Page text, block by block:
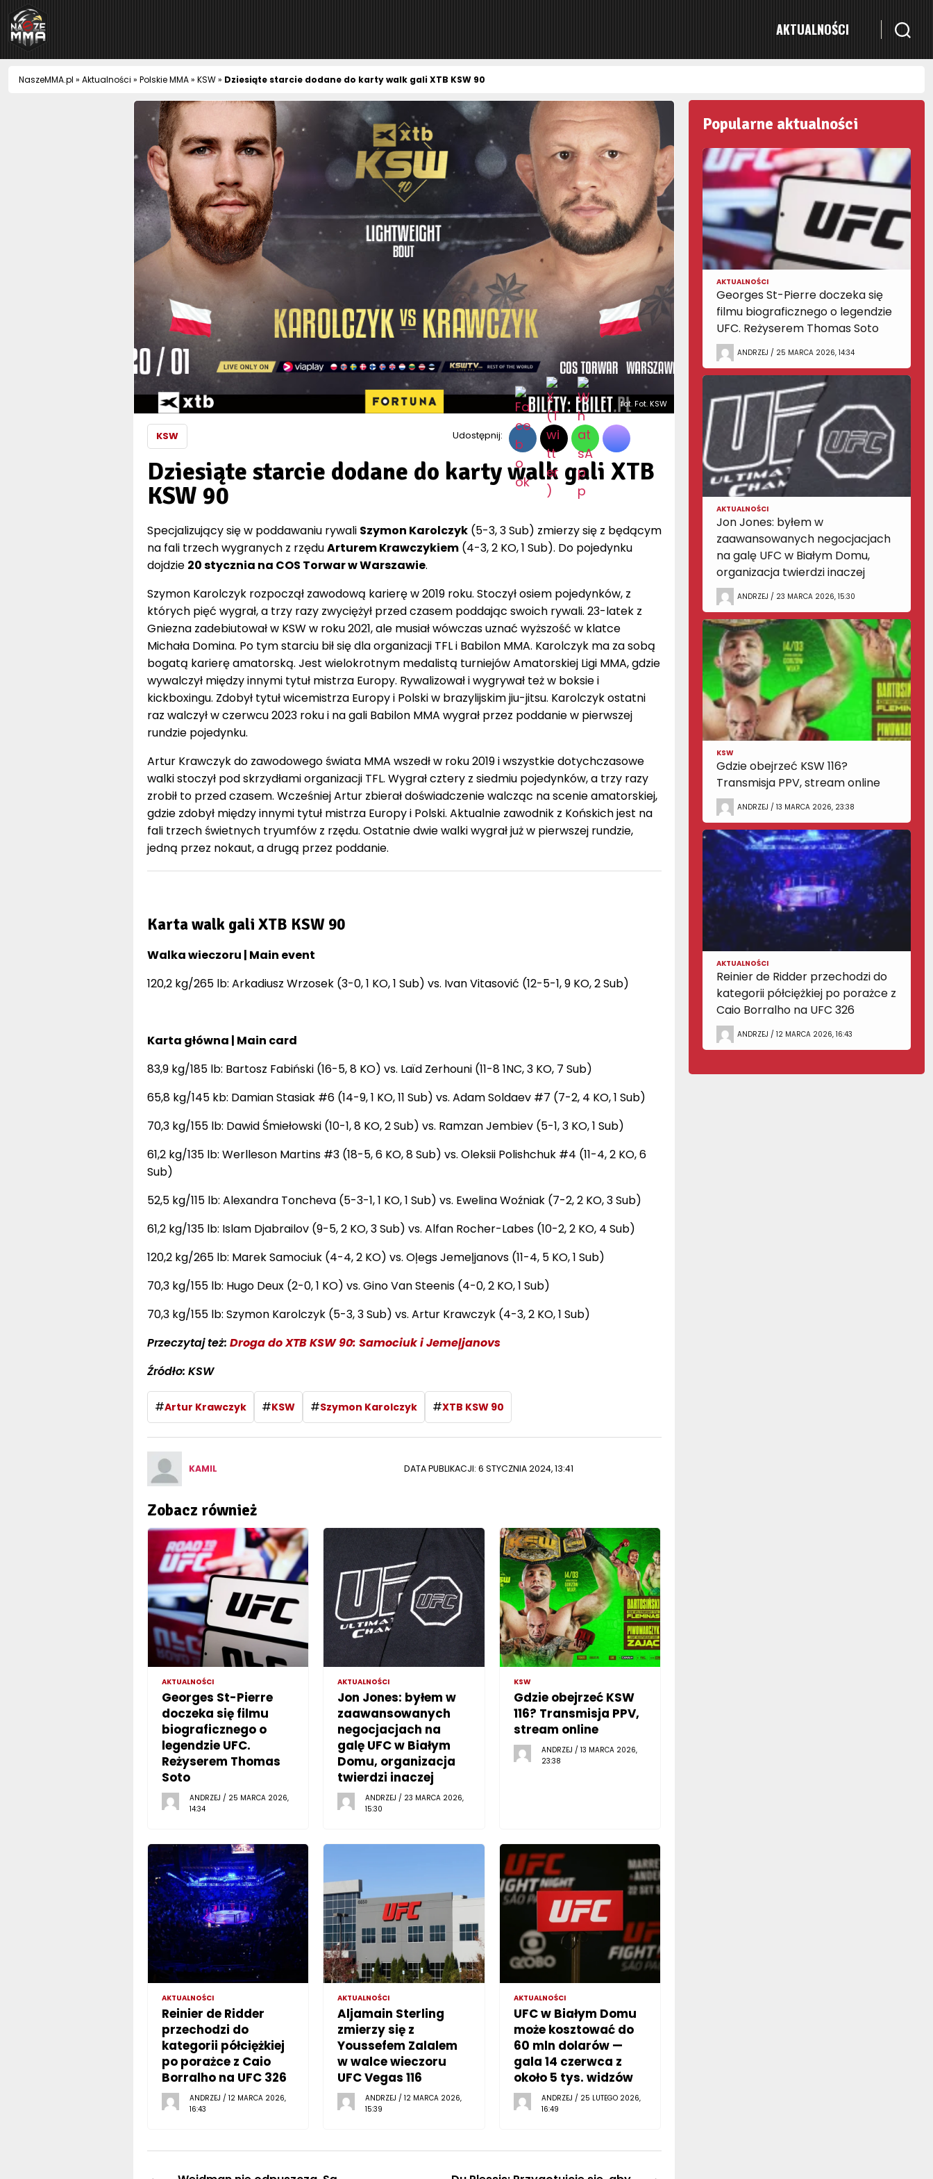
NaszeMMA
AKTUALNOŚCI
NaszeMMA.pl » Aktualności » Polskie MMA» KSW» Dziesiąte starcie dodane do karty walk gali XTB KSW 90
fot. Fot. KSW
KSW Udostępnij:
Dziesiąte starcie dodane do karty walk gali XTB
KSW 90
Specjalizujący się w poddawaniu rywali Szymon Karolczyk(5-3, 3 Sub) zmierzy się z będącym
na fali trzech wygranych z rzęduArturem Krawczykiem(4-3, 2 KO, 1 Sub). Do pojedynku
dojdzie 20 stycznia na COS Torwar w Warszawie.
Szymon Karolczyk rozpoczął zawodową karierę w 2019 roku. Stoczył osiem pojedynków, z
których pięć wygrał, a trzy razy zwyciężył przed czasem poddając swoich rywali. 23-latek z
Gniezna zadebiutował w KSW w roku 2021, ale musiał wówczas uznać wyższość w klatce
Michała Domina. Po tym starciu bił się dla organizacji TFL i Babilon MMA. Karolczyk ma za sobą
bogatą karierę amatorską. Jest wielokrotnym medalistą turniejów Amatorskiej Ligi MMA, gdzie
wywalczył między innymi tytuł mistrza Europy. Rywalizował i wygrywał też w boksie i
kickboxingu. Zdobył tytuł wicemistrza Europy i Polski w brazylijskim jiu-jitsu. Karolczyk ostatni
raz walczył w czerwcu 2023 roku i na gali Babilon MMA wygrał przez poddanie w pierwszej
rundzie pojedynku.
Artur Krawczyk do zawodowego świata MMA wszedł w roku 2019 i wszystkie dotychczasowe
walki stoczył pod skrzydłami organizacji TFL. Wygrał cztery z siedmiu pojedynków, a trzy razy
zrobił to przed czasem. Wcześniej Artur zbierał doświadczenie walcząc na scenie amatorskiej,
gdzie zdobył między innymi tytuł mistrza Europy i Polski. Aktualnie zawodnik z Końskich jest na
fali trzech świetnych tryumfów z rzędu. Ostatnie dwie walki wygrał już w pierwszej rundzie,
jedną przez nokaut, a drugą przez poddanie.
Karta walk gali XTB KSW 90
Walka wieczoru | Main event
120,2 kg/265 lb: Arkadiusz Wrzosek (3-0, 1 KO, 1 Sub) vs. Ivan Vitasović (12-5-1, 9 KO, 2 Sub)
Karta główna | Main card
83,9 kg/185 lb: Bartosz Fabiński (16-5, 8 KO) vs. Laïd Zerhouni (11-8 1NC, 3 KO, 7 Sub)
65,8 kg/145 kb: Damian Stasiak #6 (14-9, 1 KO, 11 Sub) vs. Adam Soldaev #7 (7-2, 4 KO, 1 Sub)
70,3 kg/155 lb: Dawid Śmiełowski (10-1, 8 KO, 2 Sub) vs. Ramzan Jembiev (5-1, 3 KO, 1 Sub)
61,2 kg/135 lb: Werlleson Martins #3 (18-5, 6 KO, 8 Sub) vs. Oleksii Polishchuk #4 (11-4, 2 KO, 6
Sub)
52,5 kg/115 lb: Alexandra Toncheva (5-3-1, 1 KO, 1 Sub) vs. Ewelina Woźniak (7-2, 2 KO, 3 Sub)
61,2 kg/135 lb: Islam Djabrailov (9-5, 2 KO, 3 Sub) vs. Alfan Rocher-Labes (10-2, 2 KO, 4 Sub)
120,2 kg/265 lb: Marek Samociuk (4-4, 2 KO) vs. Oļegs Jemeļjanovs (11-4, 5 KO, 1 Sub)
70,3 kg/155 lb: Hugo Deux (2-0, 1 KO) vs. Gino Van Steenis (4-0, 2 KO, 1 Sub)
70,3 kg/155 lb: Szymon Karolczyk (5-3, 3 Sub) vs. Artur Krawczyk (4-3, 2 KO, 1 Sub)
Przeczytaj też: Droga do XTB KSW 90: Samociuk i Jemeļjanovs
Źródło: KSW
#Artur Krawczyk #KSW #Szymon Karolczyk #XTB KSW 90
KAMIL DATA PUBLIKACJI: 6 STYCZNIA 2024, 13:41
Zobacz również
AKTUALNOŚCI
Georges St-Pierre
doczeka się filmu
biograficznego o
legendzie UFC.
Reżyserem Thomas
Soto
ANDRZEJ / 25 MARCA 2026,
14:34
AKTUALNOŚCI
Jon Jones: byłem w
zaawansowanych
negocjacjach na
galę UFC w Białym
Domu, organizacja
twierdzi inaczej
ANDRZEJ / 23 MARCA 2026,
15:30
KSW
Gdzie obejrzeć KSW
116? Transmisja PPV,
stream online
ANDRZEJ / 13 MARCA 2026,
23:38
AKTUALNOŚCI
Reinier de Ridder
przechodzi do
kategorii półciężkiej
po porażce z Caio
Borralho na UFC 326
ANDRZEJ / 12 MARCA 2026,
16:43
AKTUALNOŚCI
Aljamain Sterling
zmierzy się z
Youssefem Zalalem
w walce wieczoru
UFC Vegas 116
ANDRZEJ / 12 MARCA 2026,
15:39
AKTUALNOŚCI
UFC w Białym Domu
może kosztować do
60 mln dolarów —
gala 14 czerwca z
około 5 tys. widzów
ANDRZEJ / 25 LUTEGO 2026,
16:49
Popularne aktualności
AKTUALNOŚCI
Georges St-Pierre doczeka się
filmu biograficznego o legendzie
UFC. Reżyserem Thomas Soto
ANDRZEJ / 25 MARCA 2026, 14:34
AKTUALNOŚCI
Jon Jones: byłem w
zaawansowanych negocjacjach
na galę UFC w Białym Domu,
organizacja twierdzi inaczej
ANDRZEJ / 23 MARCA 2026, 15:30
KSW
Gdzie obejrzeć KSW 116?
Transmisja PPV, stream online
ANDRZEJ / 13 MARCA 2026, 23:38
AKTUALNOŚCI
Reinier de Ridder przechodzi do
kategorii półciężkiej po porażce z
Caio Borralho na UFC 326
ANDRZEJ / 12 MARCA 2026, 16:43